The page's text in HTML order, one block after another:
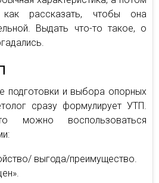
как рассказать, чтобы она
Выдать что-то такое, о
подготовки и выбора опорных
сразу формулирует УТП.
воспользоваться
выгода/преимущество.